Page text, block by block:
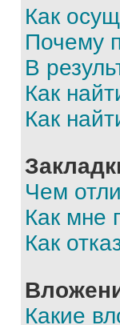
Как
Почему
В
Как
Как
Чем
Как мне
Как
Какие